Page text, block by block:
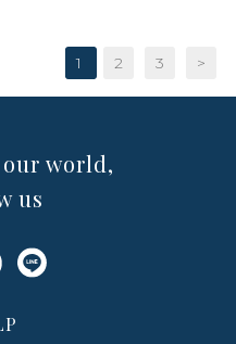
1 2 3 >
world,
us